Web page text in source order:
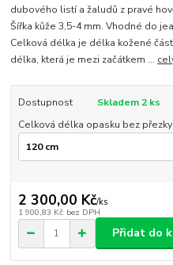
dubového listí a žaludů z pravé
Šířka kůže 3,5-4 mm. Vhodné do
Celková délka je délka kožené
délka, která je mezi začátkem ...
Dostupnost
Skladem 2 ks
Celková délka opasku bez přezky
2 300,00 Kč/ks
1 900,83 Kč bez DPH
Přidat do